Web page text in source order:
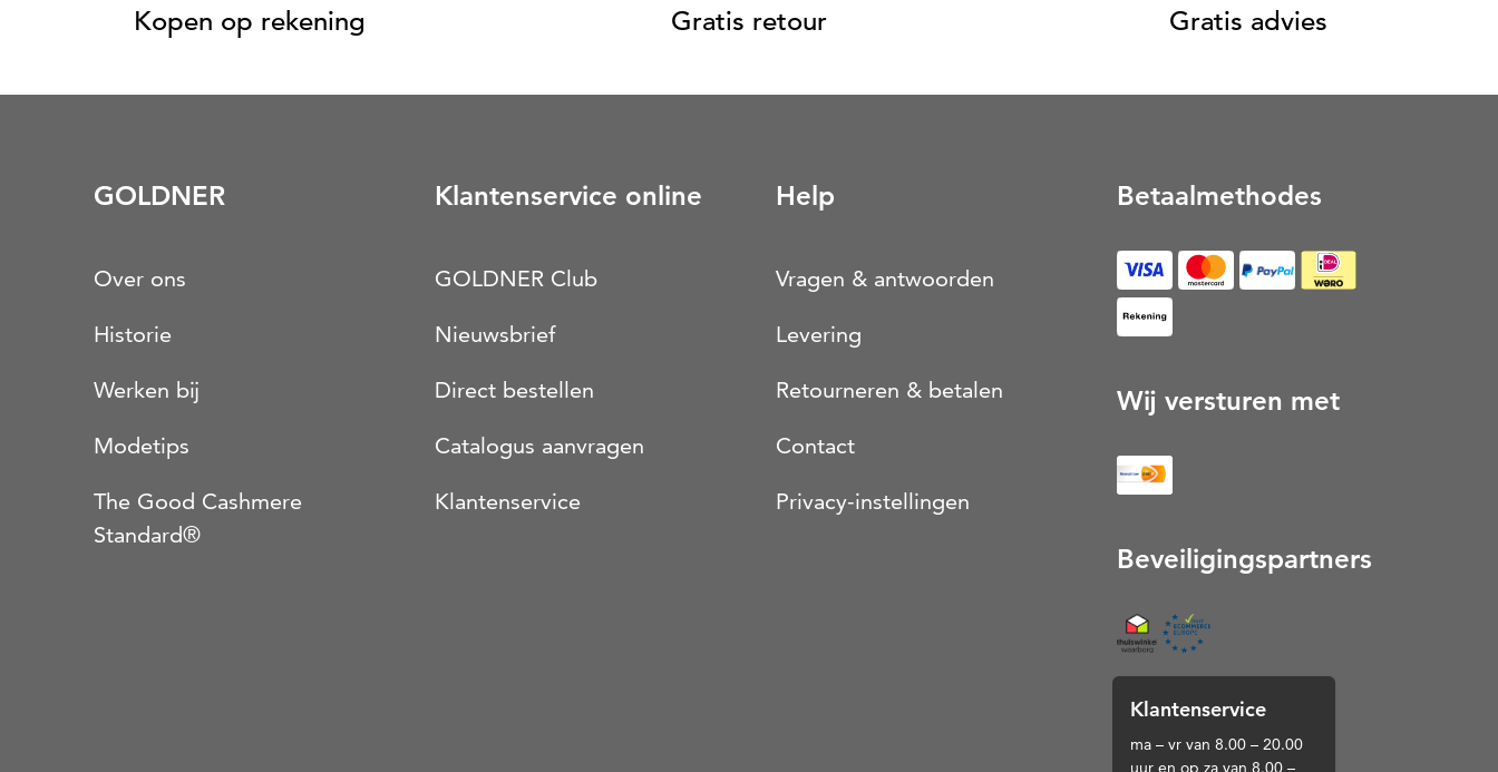
Kopen op rekening Gratis retour Gratis advies
GOLDNER
Over ons
Historie
Werken bij
Modetips
The Good Cashmere
Standard®
Klantenservice online
GOLDNER Club
Nieuwsbrief
Direct bestellen
Catalogus aanvragen
Klantenservice
Help
Vragen & antwoorden
Levering
Retourneren & betalen
Contact
Privacy-instellingen
Betaalmethodes
op Rekening (Opent in een nieuw tabblad)
Wij versturen met
Beveiligingspartners
Thuiswinkel (Opent in een nieuw tabblad)
Klantenservice
ma – vr van 8.00 – 20.00
uur en op za van 8.00 –